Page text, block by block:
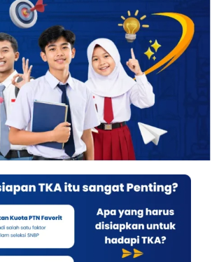
OUR PROGRAM
REGISTRATION
CONTACT US